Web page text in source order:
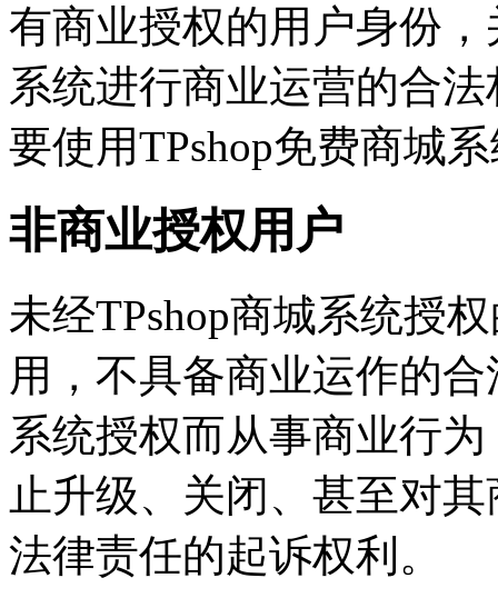
有商业授权的用户身份
系统进行商业运营的合
要使用TPshop免费商城
非商业授权用户
未经TPshop商城系统授
用，不具备商业运作的
系统授权而从事商业行
止升级、关闭、甚至对
法律责任的起诉权利。